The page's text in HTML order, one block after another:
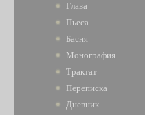
Глава
Пьеса
Басня
Монография
Трактат
Переписка
Дневник